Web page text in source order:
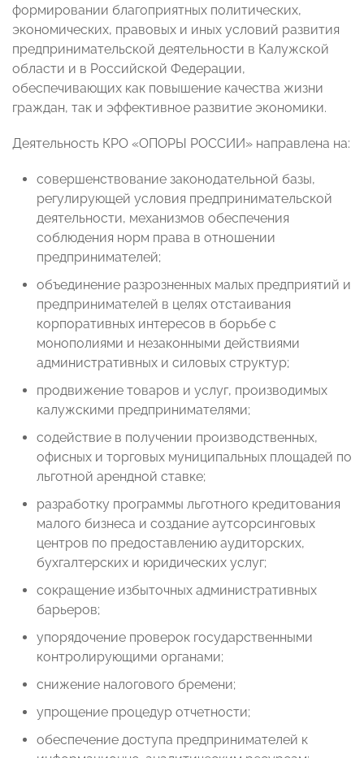
формировании благоприятных политических,
экономических, правовых и иных условий развития
предпринимательской деятельности в Калужской
области и в Российской Федерации,
обеспечивающих как повышение качества жизни
граждан, так и эффективное развитие экономики.
Деятельность КРО «ОПОРЫ РОССИИ» направлена на:
совершенствование законодательной базы,
регулирующей условия предпринимательской
деятельности, механизмов обеспечения
соблюдения норм права в отношении
предпринимателей;
объединение разрозненных малых предприятий и
предпринимателей в целях отстаивания
корпоративных интересов в борьбе с
монополиями и незаконными действиями
административных и силовых структур;
продвижение товаров и услуг, производимых
калужскими предпринимателями;
содействие в получении производственных,
офисных и торговых муниципальных площадей по
льготной арендной ставке;
разработку программы льготного кредитования
малого бизнеса и создание аутсорсинговых
центров по предоставлению аудиторских,
бухгалтерских и юридических услуг;
сокращение избыточных административных
барьеров;
упорядочение проверок государственными
контролирующими органами;
снижение налогового бремени;
упрощение процедур отчетности;
обеспечение доступа предпринимателей к